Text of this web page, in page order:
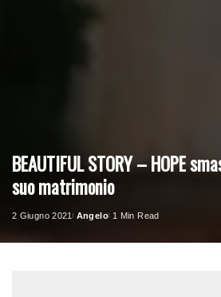
BEAUTIFUL STORY – HOPE
suo matrimonio
2 Giugno 2021
Posted
Angelo 1 Min Read